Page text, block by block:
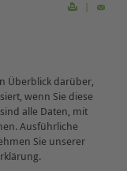
|
Überblick darüber,
wenn Sie diese
alle Daten, mit
Ausführliche
Sie unserer